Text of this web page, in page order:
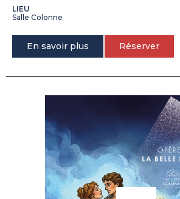
LIEU
Salle Colonne
En savoir plus Réserver